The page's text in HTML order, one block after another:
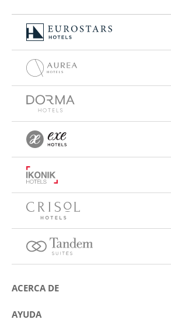
ACERCA DE
Sobre Eurostars Hotel Company
AYUDA